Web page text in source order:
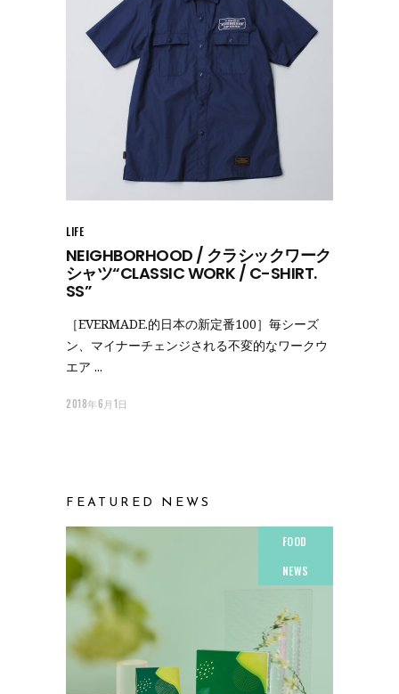
LIFE
NEIGHBORHOOD / クラシックワーク
シャツ“CLASSIC WORK / C-SHIRT.
SS”
［EVERMADE.的日本の新定番100］毎シーズ
ン、マイナーチェンジされる不変的なワークウ
エア
2018年6月1日
FEATURED NEWS
FOOD
NEWS